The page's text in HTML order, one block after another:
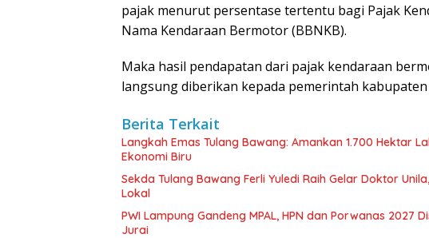
pajak menurut persentase tertentu bagi Pajak
Nama Kendaraan Bermotor (BBNKB).
Maka hasil pendapatan dari pajak kendaraan
langsung diberikan kepada pemerintah
Berita Terkait
Langkah Emas Tulang Bawang: Amankan 1.700 Hektar
Ekonomi Biru
Sekda Tulang Bawang Ferli Yuledi Raih Gelar Doktor
Lokal
PWI Lampung Gandeng MPAL, HPN dan Porwanas 2027
Jurai